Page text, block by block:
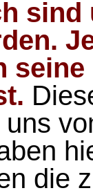
sind
die